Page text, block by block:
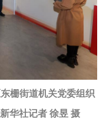
栅街道机关党委组织
华社记者 徐昱 摄